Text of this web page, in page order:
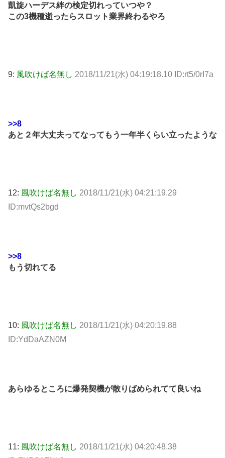
凱旋ハーデス絆の検定切れっていつや？
この3機種逝ったらスロット業界終わるやろ
9: 風吹けば名無し 2018/11/21(水) 04:19:18.10 ID:rt5/0rI7a
>>8
あと２年大丈夫ってなってもう一年半くらい立ったような
12: 風吹けば名無し 2018/11/21(水) 04:21:19.29
ID:mvtQs2bgd
>>8
もう切れてる
10: 風吹けば名無し 2018/11/21(水) 04:20:19.88
ID:YdDaAZN0M
あらゆるところに爆発契機が散りばめられてて良いね
11: 風吹けば名無し 2018/11/21(水) 04:20:48.38